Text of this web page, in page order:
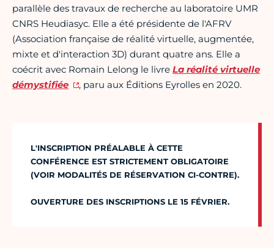
parallèle des travaux de recherche au laboratoire UMR
CNRS Heudiasyc. Elle a été présidente de l'AFRV
(Association française de réalité virtuelle, augmentée,
mixte et d'interaction 3D) durant quatre ans. Elle a
coécrit avec Romain Lelong le livre La réalité virtuelle
démystifiée
, paru aux Éditions Eyrolles en 2020.
L'INSCRIPTION PRÉALABLE À CETTE
CONFÉRENCE EST STRICTEMENT OBLIGATOIRE
(VOIR MODALITÉS DE RÉSERVATION CI-CONTRE).
OUVERTURE DES INSCRIPTIONS LE 15 FÉVRIER.